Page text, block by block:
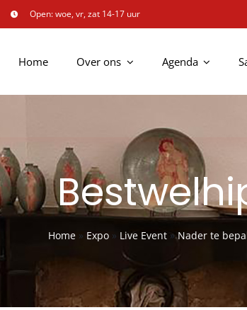
Open: woe, vr, zat 14-17 uur
Home Over ons Agenda
Home» Expo» Live Event»Nader te